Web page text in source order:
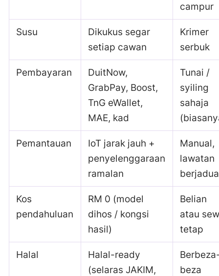
campur
Susu
Dikukus segar
setiap cawan
Krimer
serbuk
Pembayaran
DuitNow,
GrabPay, Boost,
TnG eWallet,
MAE, kad
Tunai /
syiling
sahaja
Pemantauan
IoT jarak jauh +
penyelenggaraan
ramalan
Manual,
lawatan
Kos
pendahuluan
RM 0 (model
dihos / kongsi
hasil)
Belian
atau
tetap
Halal
Halal-ready
(selaras JAKIM,
beza